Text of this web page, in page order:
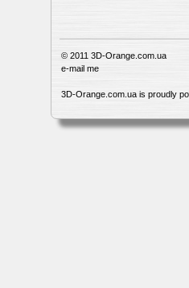
© 2011 3D-Orange.com.ua
e-mail me
3D-Orange.com.ua is proudly